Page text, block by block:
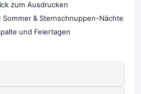
zum Ausdrucken
Sommer & Sternschnuppen-Nächte
und Feiertagen